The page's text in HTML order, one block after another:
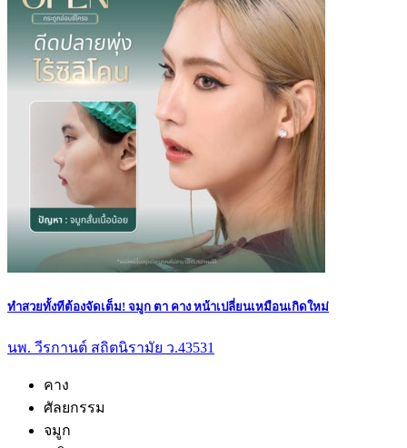
ทำสวยทั้งทีต้องจัดเต็ม! จมูก ตา คาง หน้าเปลี่ยนเหมือนเกิดใหม่
นพ. วีรกานต์ สถิตนิรามัย ว.43531
คาง
ศัลยกรรม
จมูก